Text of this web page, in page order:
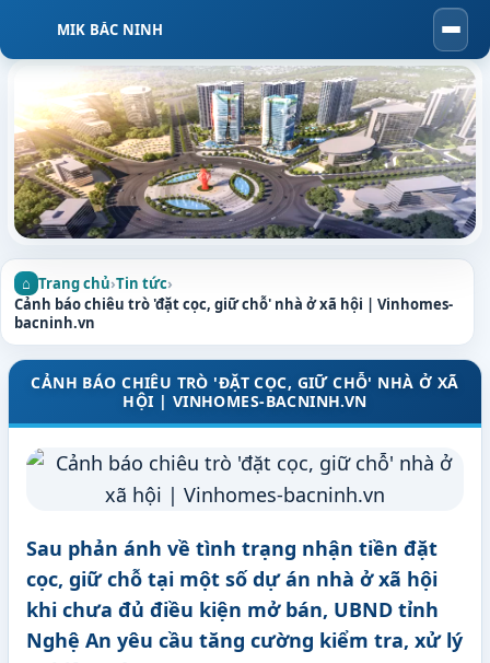
MIK BẮC NINH
Trang chủ›Tin tức›
Cảnh báo chiêu trò 'đặt cọc, giữ chỗ' nhà ở xã hội | Vinhomes-
bacninh.vn
CẢNH BÁO CHIÊU TRÒ 'ĐẶT CỌC, GIỮ CHỖ' NHÀ Ở XÃ
HỘI | VINHOMES-BACNINH.VN
Sau phản ánh về tình trạng nhận tiền đặt
cọc, giữ chỗ tại một số dự án nhà ở xã hội
khi chưa đủ điều kiện mở bán, UBND tỉnh
Nghệ An yêu cầu tăng cường kiểm tra, xử lý